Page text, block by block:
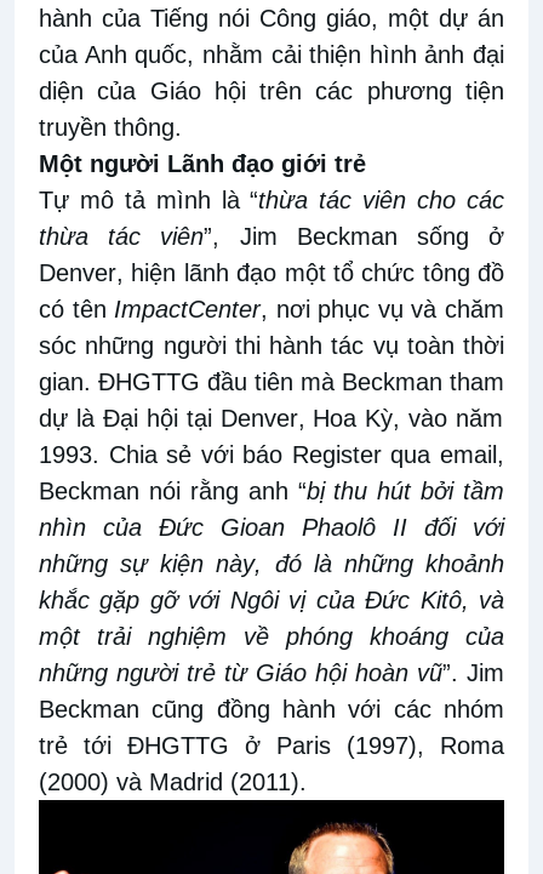
hành của Tiếng nói Công giáo, một dự án
của Anh quốc, nhằm cải thiện hình ảnh đại
diện của Giáo hội trên các phương tiện
truyền thông.
Một người Lãn h đạo giới trẻ
Tự mô tả mình là “thừa tác viên cho các
thừa tác viên”,
Jim Beckman sống ở
Denver, hiện lãnh đạo một tổ chức tông đồ
có tên ImpactCenter, nơi phục vụ và chăm
sóc những người thi hành tác vụ toàn thời
gian. ĐHGTTG đầu tiên mà Beckman tham
dự là Đại hội tại Denver, Hoa Kỳ, vào năm
1993. Chiasẻ với báo Register qua email,
Beckman nói rằng anh “bị thu hút bởi tầm
nhìn của Đức Gioan Phaolô II đối với
những sự kiện này, đólà những khoảnh
khắc gặp gỡ vớiNgôi vị của Đức Kitô, và
một trải
nghiệm về phóng khoáng của
những người trẻ từ Giáo hội hoàn vũ”. Jim
Beckman cũng đồng hành với các nhóm
trẻ tới ĐHGTTG ở Paris (1997), Roma
(2000) và Madrid (2011).